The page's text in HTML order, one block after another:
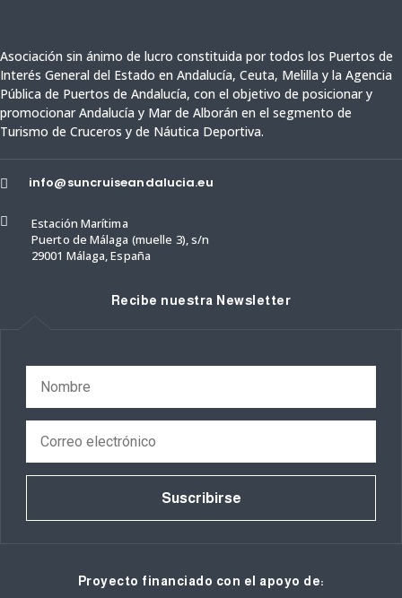
Asociación sin ánimo de lucro constituida por todos los Puertos de
Interés General del Estado en Andalucía, Ceuta, Melilla y la Agencia
Pública de Puertos de Andalucía, con el objetivo de posicionar y
promocionar Andalucía y Mar de Alborán en el segmento de
Turismo de Cruceros y de Náutica Deportiva.
 info@suncruiseandalucia.eu

Estación Marítima
Puerto de Málaga (muelle 3), s/n
29001 Málaga, España
Recibe nuestra Newsletter
Suscribirse
Proyecto financiado con el apoyo de: